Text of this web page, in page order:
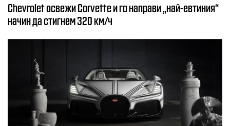
Chevrolet освежи Corvette и го направи „най-евтиния“
начин да стигнем 320 км/ч